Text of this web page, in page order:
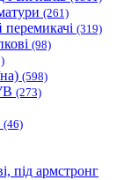
(261)
(319)
(98)
(598)
(273)
(46)
під армстронг